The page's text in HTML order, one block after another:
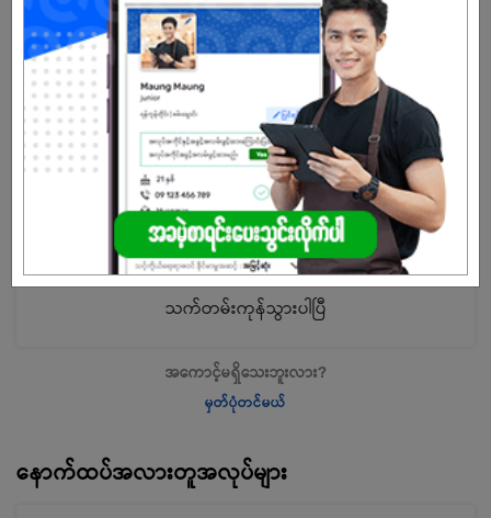
များစွာ ကို ဝန်ဆောင်မှု ပေးခဲ့သည့် Company လဲ ဖြစ်ပါသည်။
DIKA တွင် တာဝန်ထမ်းဆောင်ကြသည့် ဝန်ထမ်းများသည် လုပ်ငန်း အပေါ်
တွင် အရေးကြီးသည့် အခန်းကဏ္ဍတွင် ပါဝင်နေကြောင်း သိရှိသည့်အားလျော်စွာ
ဝန်ထမ်း များ ၏ ရေတို ရေရှည်တိုးတက်မှု များ ကို များစွာ အလေးထားသည့်
လုပ်ငန်းဖြစ်သည်။ ဝန်ထမ်းများ အား စဥ်ဆက်မပြတ် တိုးတက် စေရန်
အတွက် DIKA မှ လိုအပ်သည့် သင်တန်းများ အပ်နှံပေးခြင်း ထူးချွန်သည့်
ဝန်ထမ်းများ အား Performance Bonus များ ပေးအပ်ခြင်း၊ လုပ်ငန်း
အမြတ်အစွန်းပေါ် မူတည်ပြီး ခွဲဝေခံစားစေခြင်း အစရှိသည်တို့ ကို ဆောင်ရွက်
လျှက်ရှိပြီး SMEs Base Consulting Firm များထဲတွင် Staff Benifit အမြင့်
ဆုံး Company တစ်ခု အဖြစ်ရပ်တည်လျှက်ရှိပါသည်။
သက်တမ်းကုန်သွားပါပြီ
အကောင့်မရှိသေးဘူးလား?
မှတ်ပုံတင်မယ်
နောက်ထပ်အလားတူအလုပ်များ